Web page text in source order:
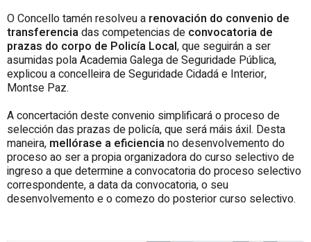
O Concello tamén resolveu a renovación do convenio de
transferenciadas competencias de convocatoria de
prazas do corpo de Policía Local, que seguirán a ser
asumidas pola Academia Galega de Seguridade Pública,
explicou a concelleira de Seguridade Cidadá e Interior,
Montse Paz.
A concertación deste convenio simplificará o proceso de
selección das prazas de policía, que será máis áxil. Desta
maneira, mellórase a eficienciano desenvolvemento do
proceso ao ser a propia organizadora do curso selectivo de
ingreso a que determine a convocatoria do proceso selectivo
correspondente, a data da convocatoria, o seu
desenvolvemento e o comezo do posterior curso selectivo.